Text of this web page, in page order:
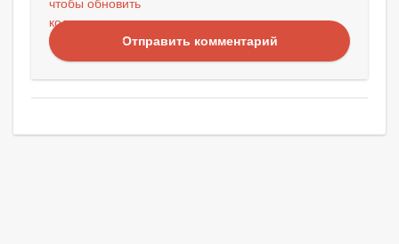
Отправить комментарий